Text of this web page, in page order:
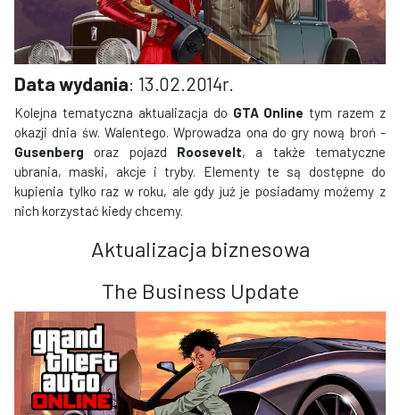
Data wydania: 13.02.2014r.
Kolejna tematyczna aktualizacja do GTA Online tym razem z
okazji dnia św. Walentego. Wprowadza ona do gry nową broń -
Gusenberg oraz pojazd Roosevelt, a także tematyczne
ubrania, maski, akcje i tryby. Elementy te są dostępne do
kupienia tylko raz w roku, ale gdy już je posiadamy możemy z
nich korzystać kiedy chcemy.
Aktualizacja biznesowa
The Business Update